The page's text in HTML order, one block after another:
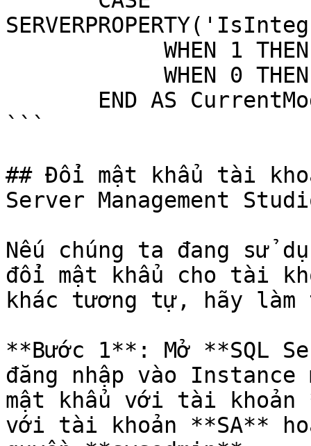
```
## Đổi mật khẩu tài
Server Management
Nếu chúng ta đang sử
đổi mật khẩu cho tài
khác tương tự, hãy làm
**Bước 1**: Mở **SQL
đăng nhập vào
mật khẩu với tài khoản
với tài khoản **SA**